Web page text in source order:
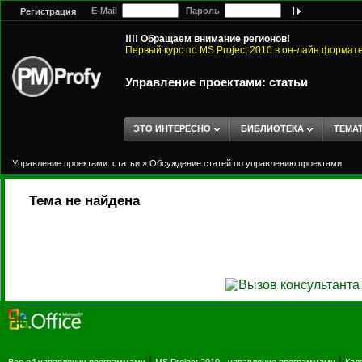
Регистрация E-Mail Пароль
!!!! Обращаем внимание регионов!
Первый курс по MS Project 2010 в он-лайн
Управление проектами: статьи
ЭТО ИНТЕРЕСНО БИБЛИОТЕКА
Управление проектами: статьи » Обсуждение статей по управлению проектами
Тема не найдена